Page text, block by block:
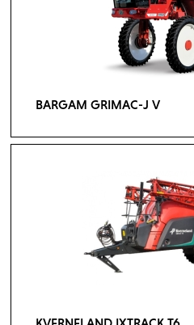
BARGAM GRIMAC-J V